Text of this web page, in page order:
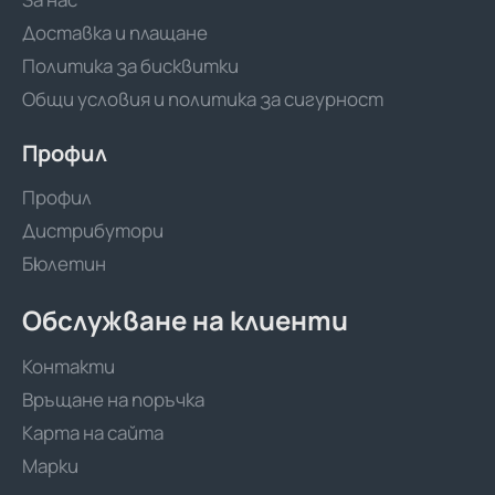
Доставка и плащане
Политика за бисквитки
Общи условия и политика за сигурност
Профил
Профил
Дистрибутори
Бюлетин
Обслужване на клиенти
Контакти
Връщане на поръчка
Карта на сайта
Марки